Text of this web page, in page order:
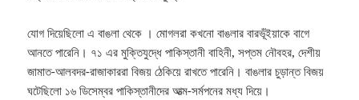
যোগ দিয়েছিলো এ বাঙলা থেকে । মোগলরা কখনো বাঙলার বারভূঁইয়াকে বাগে
আনতে পারেনি। ৭১ এর মুক্তিযুদ্ধে পাকিস্তানী বাহিনী, সপ্তম নৌবহর, দেশীয়
জামাত-আলবদর-রাজাকাররা বিজয় ঠেকিয়ে রাখতে পারেনি। বাঙলার চুড়ান্ত বিজয়
ঘটেছিলো ১৬ ডিসেম্বর পাকিস্তানীদের আত্ম-সর্মপনের মধ্য দিয়ে।